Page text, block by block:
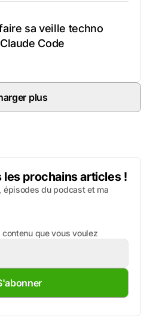
sa veille techno
Code
plus
les prochains articles !
épisodes du podcast et ma
que vous voulez